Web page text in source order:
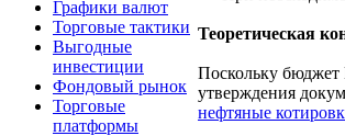
Графики валют
Торговые тактики
Выгодные
инвестиции
Фондовый рынок
Торговые
платформы
Теоретическая
Поскольку бюджет
утверждения
нефтяные